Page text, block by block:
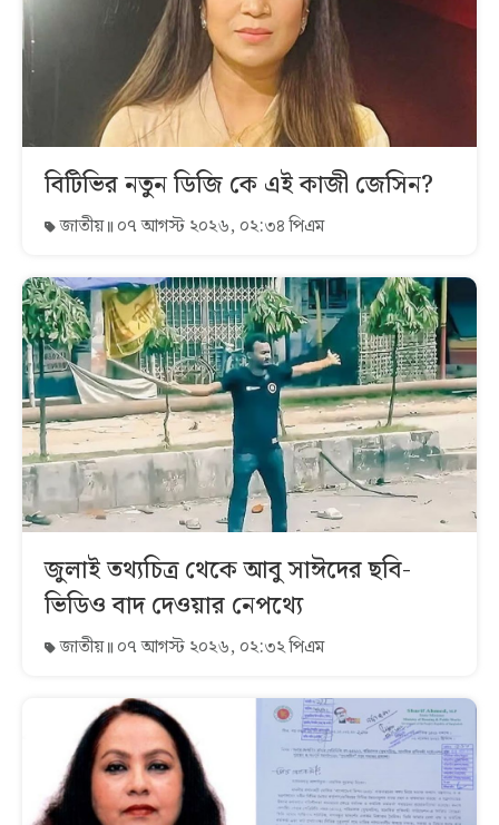
বিটিভির নতুন ডিজি কে এই কাজী জেসিন?
জাতীয় ০৭ আগস্ট ২০২৬, ০২:৩৪ পিএম
জুলাই তথ্যচিত্র থেকে আবু সাঈদের ছবি-
ভিডিও বাদ দেওয়ার নেপথ্যে
জাতীয় ০৭ আগস্ট ২০২৬, ০২:৩২ পিএম